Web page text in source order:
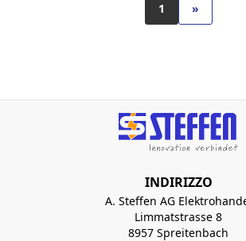
1 »
INDIRIZZO
A. Steffen AG
Limmatstrasse 8
8957 Spreitenbach